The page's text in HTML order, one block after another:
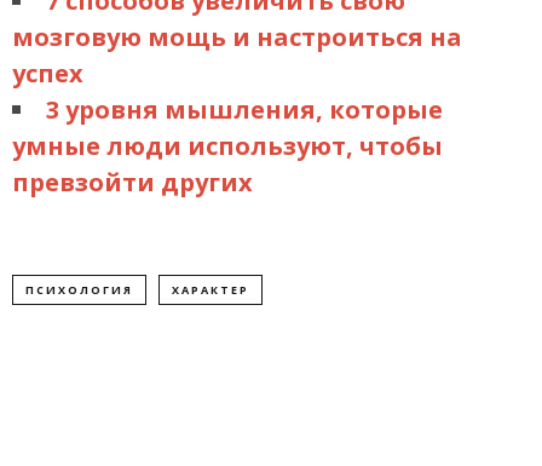
мозговую мощь и настроиться на
успех
3 уровня мышления, которые
умные люди используют, чтобы
превзойти других
ПСИХОЛОГИЯ ХАРАКТЕР